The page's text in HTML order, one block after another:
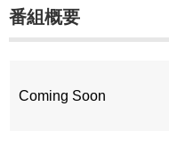
番組概要
Coming Soon